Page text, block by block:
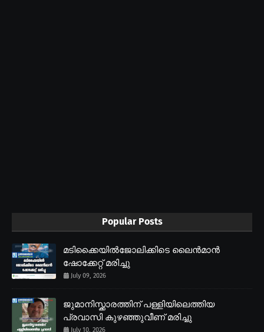
Popular Posts
മടിക്കൈയിൽജോലിക്കിടെ ലൈൻമാൻ
ഷോക്കേറ്റ് മരിച്ചു
July 09, 2026
ജുമാനിസ്ക്കാരത്തിന് പള്ളിയിലെത്തിയ
പ്രവാസി കുഴഞ്ഞുവീണ് മരിച്ചു
July 10, 2026